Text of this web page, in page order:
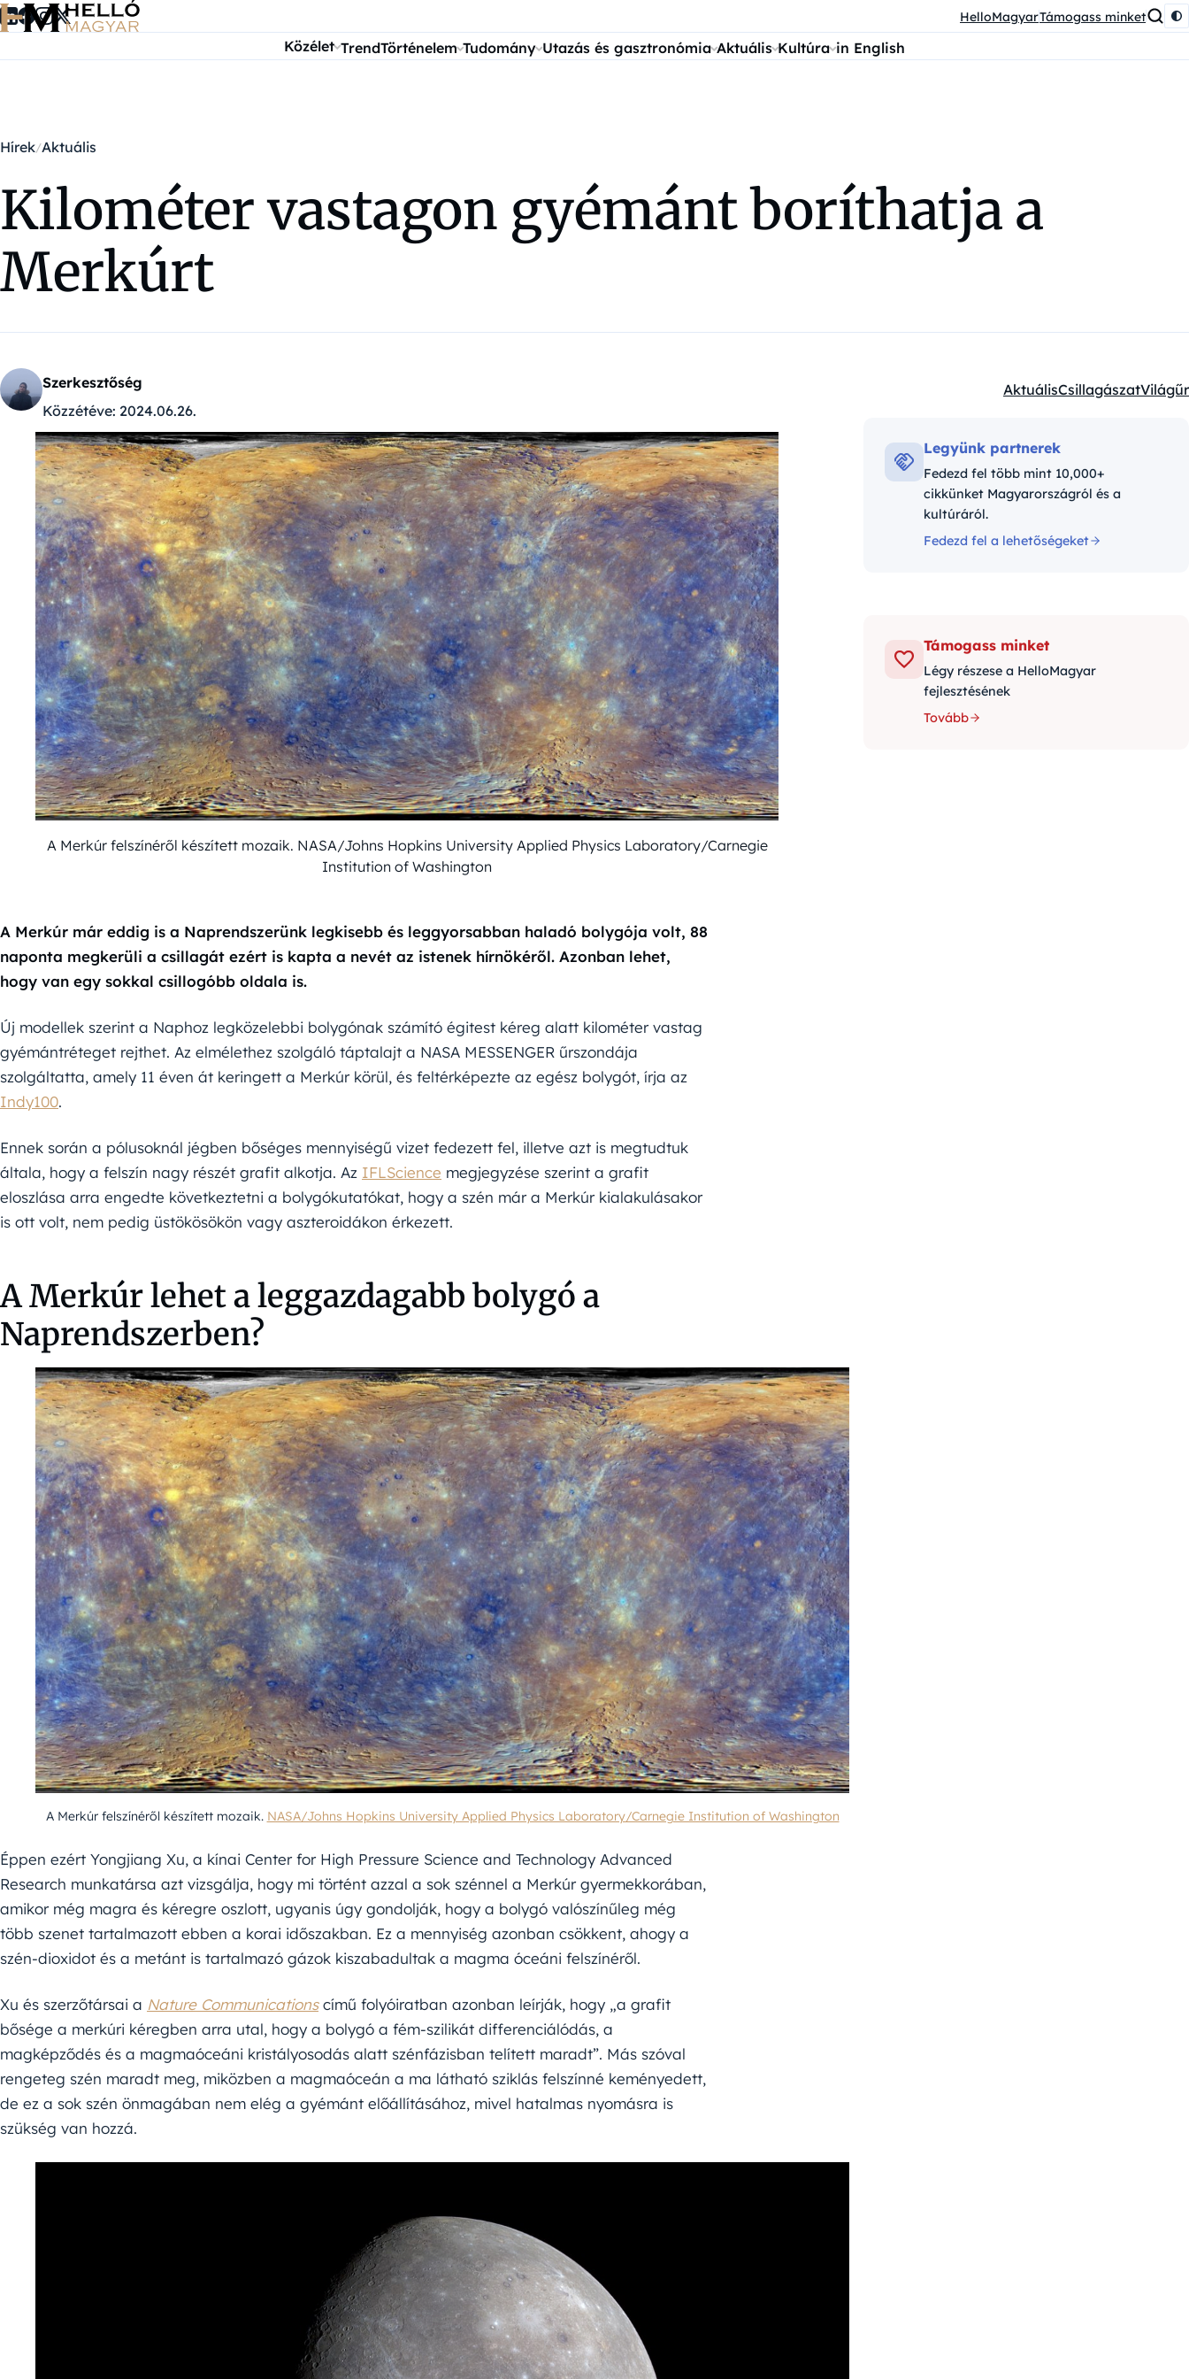
Ugrás a tartalomra HelloMagyarTámogass minket
Közélet TrendTörténelem Tudomány Utazás és gasztronómia Aktuális Kultúra in English
Hírek Aktuális
Kilométer vastagon gyémánt boríthatja a
Merkúrt
Szerkesztőség
Közzétéve: 2024.06.26.
Kategóriák:
AktuálisCsillagászatVilágűr
A Merkúr felszínéről készített mozaik. NASA/Johns Hopkins University Applied Physics Laboratory/Carnegie
Institution of Washington
A Merkúr már eddig is a Naprendszerünk legkisebb és leggyorsabban haladó bolygója volt, 88
naponta megkerüli a csillagát ezért is kapta a nevét az istenek hírnökéről. Azonban lehet,
hogy van egy sokkal csillogóbb oldala is.
Új modellek szerint a Naphoz legközelebbi bolygónak számító égitest kéreg alatt kilométer vastag
gyémántréteget rejthet. Az elmélethez szolgáló táptalajt a NASA MESSENGER űrszondája
szolgáltatta, amely 11 éven át keringett a Merkúr körül, és feltérképezte az egész bolygót, írja az
Indy100.
Ennek során a pólusoknál jégben bőséges mennyiségű vizet fedezett fel, illetve azt is megtudtuk
általa, hogy a felszín nagy részét grafit alkotja. Az IFLScience megjegyzése szerint a grafit
eloszlása arra engedte következtetni a bolygókutatókat, hogy a szén már a Merkúr kialakulásakor
is ott volt, nem pedig üstökösökön vagy aszteroidákon érkezett.
A Merkúr lehet a leggazdagabb bolygó a
Naprendszerben?
A Merkúr felszínéről készített mozaik. NASA/Johns Hopkins University Applied Physics Laboratory/Carnegie Institution of Washington
Éppen ezért Yongjiang Xu, a kínai Center for High Pressure Science and Technology Advanced
Research munkatársa azt vizsgálja, hogy mi történt azzal a sok szénnel a Merkúr gyermekkorában,
amikor még magra és kéregre oszlott, ugyanis úgy gondolják, hogy a bolygó valószínűleg még
több szenet tartalmazott ebben a korai időszakban. Ez a mennyiség azonban csökkent, ahogy a
szén-dioxidot és a metánt is tartalmazó gázok kiszabadultak a magma óceáni felszínéről.
Xu és szerzőtársai a Nature Communicationscímű folyóiratban azonban leírják, hogy „a grafit
bősége a merkúri kéregben arra utal, hogy a bolygó a fém-szilikát differenciálódás, a
magképződés és a magmaóceáni kristályosodás alatt szénfázisban telített maradt”. Más szóval
rengeteg szén maradt meg, miközben a magmaóceán a ma látható sziklás felszínné keményedett,
de ez a sok szén önmagában nem elég a gyémánt előállításához, mivel hatalmas nyomásra is
szükség van hozzá.
Legyünk partnerek
Fedezd fel több mint 10,000+
cikkünket Magyarországról és a
kultúráról.
Fedezd fel a lehetőségeket
Támogass minket
Légy részese a HelloMagyar
fejlesztésének
Tovább